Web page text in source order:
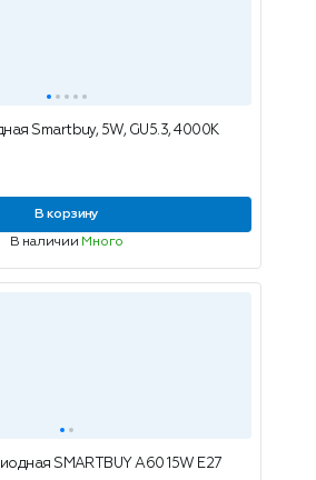
Smartbuy, 5W, GU5.3, 4000K
В корзину
В наличии Много
SMARTBUY A60 15W E27